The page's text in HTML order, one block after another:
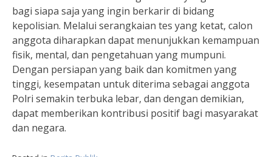
bagi siapa saja yang ingin berkarir di bidang
kepolisian. Melalui serangkaian tes yang ketat, calon
anggota diharapkan dapat menunjukkan kemampuan
fisik, mental, dan pengetahuan yang mumpuni.
Dengan persiapan yang baik dan komitmen yang
tinggi, kesempatan untuk diterima sebagai anggota
Polri semakin terbuka lebar, dan dengan demikian,
dapat memberikan kontribusi positif bagi masyarakat
dan negara.